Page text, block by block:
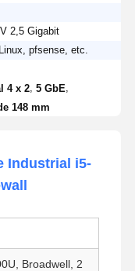
2,5 Gigabit
pfsense, etc.
4 x 2 ,5 GbE
148 mm
Industrial i5-
Broadwell, 2